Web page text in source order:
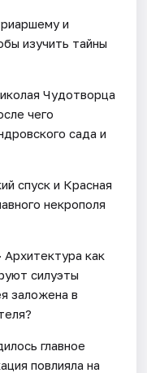
и
изучить тайны
Чудотворца
чего
сада и
спуск и Красная
некрополя
Архитектура как
силуэты
заложена в
главное
повлияла на